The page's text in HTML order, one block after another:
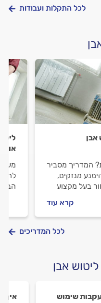
לכל התקלות ועבודות
אבן
המדריך מסביר
מנזקים,
בעל מקצוע
קרא עוד
הבא
לכל המדריכים
אבן
שימוש איך